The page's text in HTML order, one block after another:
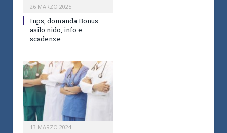
26 MARZO 2025
Inps, domanda Bonus
asilo nido, info e
scadenze
13 MARZO 2024